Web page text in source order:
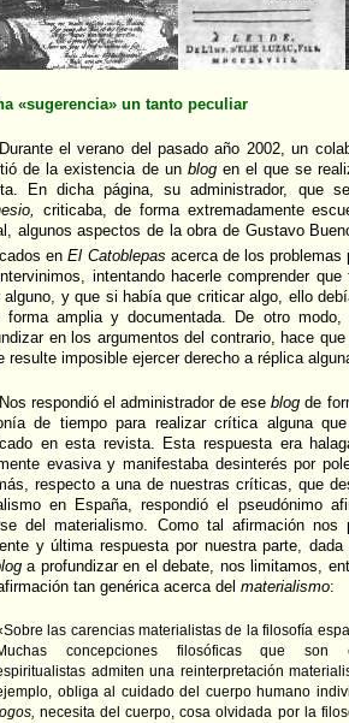
«sugerencia» un tanto peculiar
Durante el verano del pasado año 2002, un
de la existencia de un blogen el que se
En dicha página, su administrador, que
criticaba, de forma extremadamente
algunos aspectos de la obra de Gustavo
enEl Catoblepas acerca de los
intentando hacerle comprender
alguno, y que si había que criticar algo, ello
forma amplia y documentada. De otro
en los argumentos del contrario, hace
resulte imposible ejercer derecho a réplica
Nos respondió el administrador de eseblog de
de tiempo para realizar crítica alguna
en esta revista. Esta respuesta era
evasiva y manifestaba desinterés por
respecto a una de nuestras críticas, que
en España, respondió el pseudónimo
del materialismo. Como tal afirmación
y última respuesta por nuestra parte,
a profundizar en el debate, nos limitamos,
tan genérica acerca del materialismo:
las carencias materialistas de la filosofía
concepciones filosóficas que son
admiten una reinterpretación
obliga al cuidado del cuerpo humano
necesita del cuerpo, cosa olvidada por la